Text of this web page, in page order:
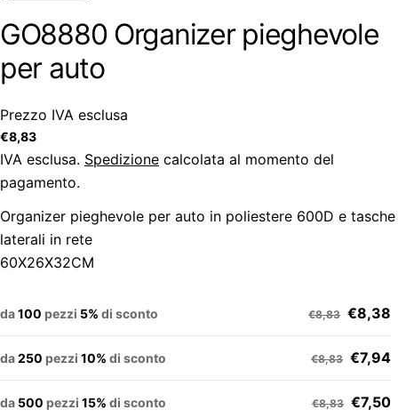
GO8880 Organizer pieghevole
per auto
Prezzo IVA esclusa
Prezzo
regolare
€8,83
IVA esclusa. Spedizione calcolata al momento del
pagamento.
Organizer pieghevole per auto in poliestere 600D e tasche
laterali in rete
60X26X32CM
da100 pezzi 5% di sconto €8,83 €8,38
da250 pezzi 10% di sconto €8,83 €7,94
da 500 pezzi 15% di sconto €8,83 €7,50